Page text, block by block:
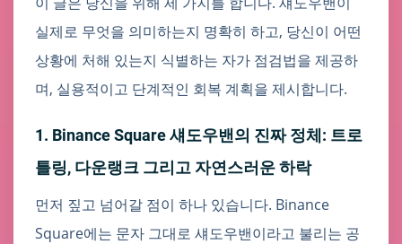
실제로 무엇을 의미하는지 명확히 하고, 당신이 어떤
상황에 처해 있는지 식별하는 자가 점검법을 제공하
며, 실용적이고 단계적인 회복 계획을 제시합니다.
1. Binance Square 섀도우밴의 진짜 정체: 트로
틀링, 다운랭크 그리고 자연스러운 하락
먼저 짚고 넘어갈 점이 하나 있습니다. Binance
Square에는 문자 그대로 섀도우밴이라고 불리는 공